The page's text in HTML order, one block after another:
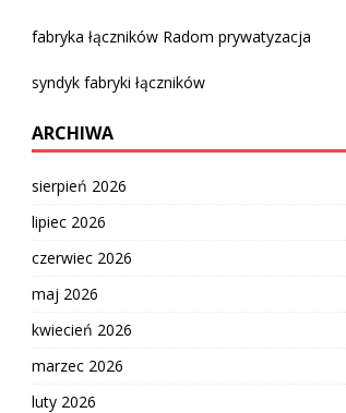
fabryka łączników Radom prywatyzacja
syndyk fabryki łączników
ARCHIWA
sierpień 2026
lipiec 2026
czerwiec 2026
maj 2026
kwiecień 2026
marzec 2026
luty 2026